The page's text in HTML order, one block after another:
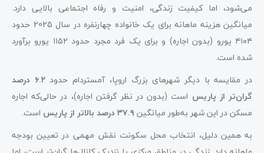
می‌شود، اما کیفیت زندگی، امنیت و رفاه اجتماعی بالایی دارد.
میانگین هزینه ماهانه برای یک خانواده چهارنفره در سال 2025 حدود
۴۱۰۴ یورو (بدون اجاره) و برای یک فرد مجرد حدود ۱۱۵۲ یورو برآورد
شده است.
در مقایسه با دیگر شهرهای بزرگ اروپا، آمستردام حدود
۶.۲ درصد
گران‌تر از پاریس است (بدون در نظر گرفتن اجاره)، در حالی‌که اجاره
مسکن در این شهر به‌طور میانگین ۳۷.۹ درصد بالاتر از پاریس
است.
به همین دلیل، انتخاب محل سکونت نقش مهمی در تعیین بودجه